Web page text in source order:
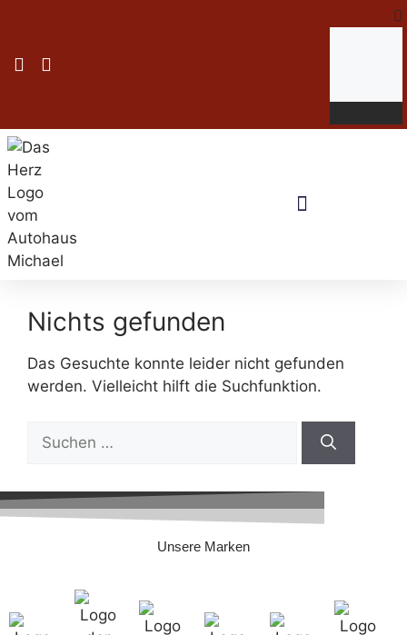
Nichts gefunden
Das Gesuchte konnte leider nicht gefunden
werden. Vielleicht hilft die Suchfunktion.
Unsere Marken